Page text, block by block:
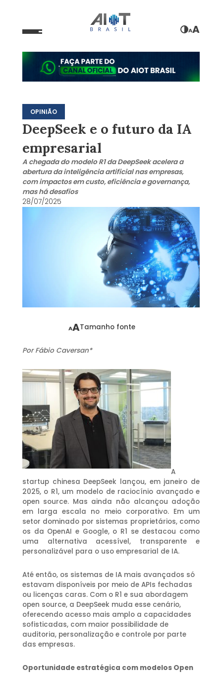
AA
OPINIÃO
DeepSeek e o futuro da IA
empresarial
A chegada do modelo R1 da DeepSeek acelera a
abertura da inteligência artificial nas empresas,
com impactos em custo, eficiência e governança,
mas há desafios
28/07/2025
AATamanho fonte
Por Fábio Caversan*
A
startup chinesa DeepSeek lançou, em janeiro de
2025, o R1, um modelo de raciocínio avançado e
open source. Mas ainda não alcançou adoção
em larga escala no meio corporativo. Em um
setor dominado por sistemas proprietários, como
os da OpenAI e Google, o R1 se destacou como
uma alternativa acessível, transparente e
personalizável para o uso empresarial de IA.
Até então, os sistemas de IA mais avançados só
estavam disponíveis por meio de APIs fechadas
ou licenças caras. Com o R1 e sua abordagem
open source, a DeepSeek muda esse cenário,
oferecendo acesso mais amplo a capacidades
sofisticadas, com maior possibilidade de
auditoria, personalização e controle por parte
das empresas.
Oportunidade estratégica com modelos Open